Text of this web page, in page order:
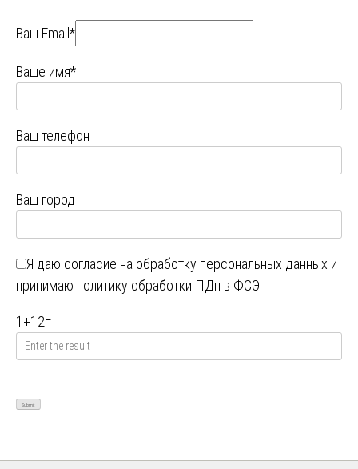
Ваш Email*
Ваше имя*
Ваш телефон
Ваш город
Я даю согласие на обработку персональных данных и
принимаю политику обработки ПДн в ФСЭ
1 +12=